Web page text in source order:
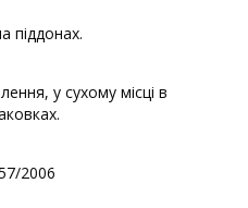
піддонах.
у сухому місці в
2006